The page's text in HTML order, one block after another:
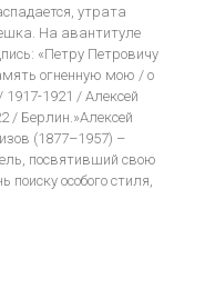
утрата
На авантитуле
«Петру Петровичу
огненную мою / о
1917-1921 / Алексей
/ Берлин.»Алексей
(1877–1957) –
посвятивший свою
особого стиля,